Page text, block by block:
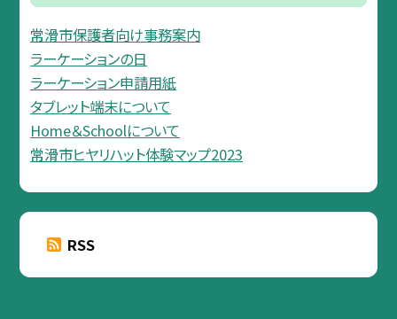
常滑市保護者向け事務案内
ラーケーションの日
ラーケーション申請用紙
タブレット端末について
Home＆Schoolについて
常滑市ヒヤリハット体験マップ2023
RSS